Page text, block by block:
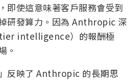
即使這意味著客戶服務會受到
研發算力。因為 Anthropic 深
intelligence）的報酬極
。
反映了 Anthropic 的長期思